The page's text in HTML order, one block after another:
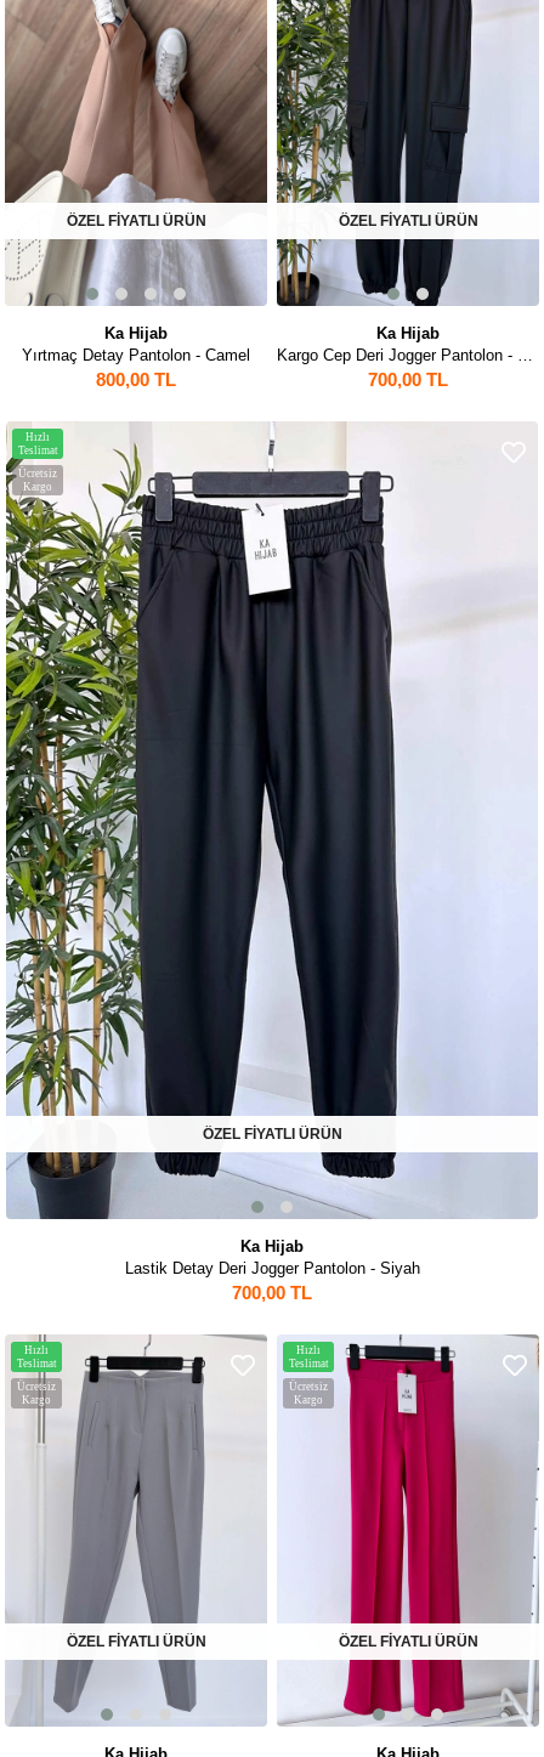
Ka Hijab
Yırtmaç Detay Pantolon - Camel
800,00 TL
ÖZEL FİYATLI ÜRÜN
Ka Hijab
Kargo Cep Deri Jogger Pantolon - Siyah
700,00 TL
ÖZEL FİYATLI ÜRÜN
Ka Hijab
Lastik Detay Deri Jogger Pantolon - Siyah
700,00 TL
Ücretsiz
Kargo
Hızlı
Teslimat
ÖZEL FİYATLI ÜRÜN
Ücretsiz
Kargo
Hızlı
Teslimat
ÖZEL FİYATLI ÜRÜN
Ücretsiz
Kargo
Hızlı
Teslimat
ÖZEL FİYATLI ÜRÜN